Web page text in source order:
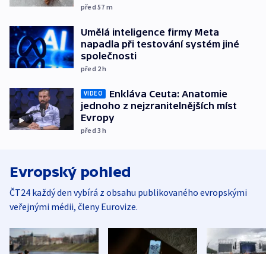
před 57 m
Umělá inteligence firmy Meta
napadla při testování systém jiné
společnosti
před 2h
VIDEO
Enkláva Ceuta: Anatomie
jednoho z nejzranitelnějších míst
Evropy
před 3h
Evropský pohled
ČT24 každý den vybírá z obsahu publikovaného evropskými
veřejnými médii, členy Eurovize.